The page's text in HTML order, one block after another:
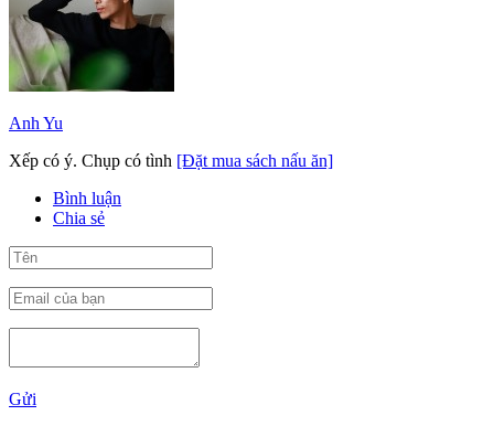
Anh Yu
Xếp có ý. Chụp có tình [Đặt mua sách nấu ăn]
Bình luận
Chia sẻ
Gửi